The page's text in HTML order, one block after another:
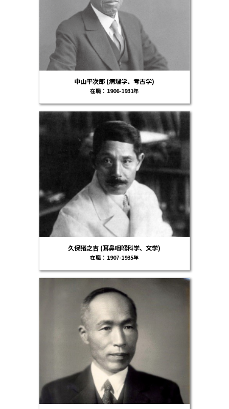
中山平次郎 (病理学、考古学)
在職：1906-1931年
久保猪之吉 (耳鼻咽喉科学、文学)
在職：1907-1935年